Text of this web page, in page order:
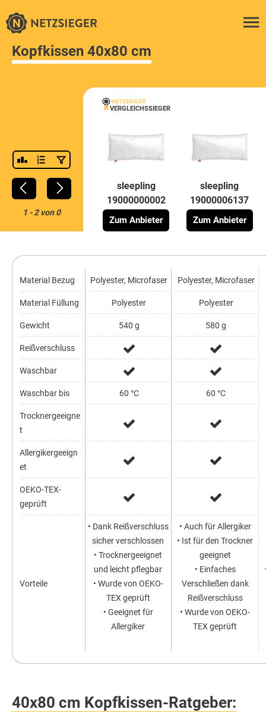
Kopfkissen 40x80 cm
1-2von0
VERGLEICHSSIEGER
sleepling
19000000002
Zum Anbieter
sleepling
19000006137
Zum Anbieter
Material Bezug
Material Füllung
Gewicht
Reißverschluss
Waschbar
Waschbar bis
Trocknergeeigne
t
Allergikergeeign
et
OEKO-TEX-
geprüft
Vorteile
Polyester, Microfaser
Polyester
540 g
60 °C
• Dank Reißverschluss
sicher verschlossen
• Trocknergeeignet
und leicht pflegbar
• Wurde von OEKO-
TEX geprüft
• Geeignet für
Allergiker
Polyester, Microfaser
Polyester
580 g
60 °C
• Auch für Allergiker
• Ist für den Trockner
geeignet
• Einfaches
Verschließen dank
Reißverschluss
• Wurde von OEKO-
TEX geprüft
40x80 cm Kopfkissen-Ratgeber: